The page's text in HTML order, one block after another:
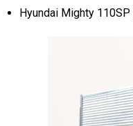
Hyundai Mighty